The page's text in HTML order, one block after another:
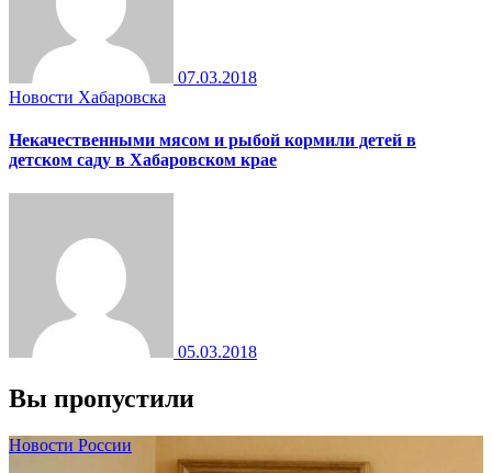
07.03.2018
Новости Хабаровска
Некачественными мясом и рыбой кормили детей в
детском саду в Хабаровском крае
05.03.2018
Вы пропустили
Новости России